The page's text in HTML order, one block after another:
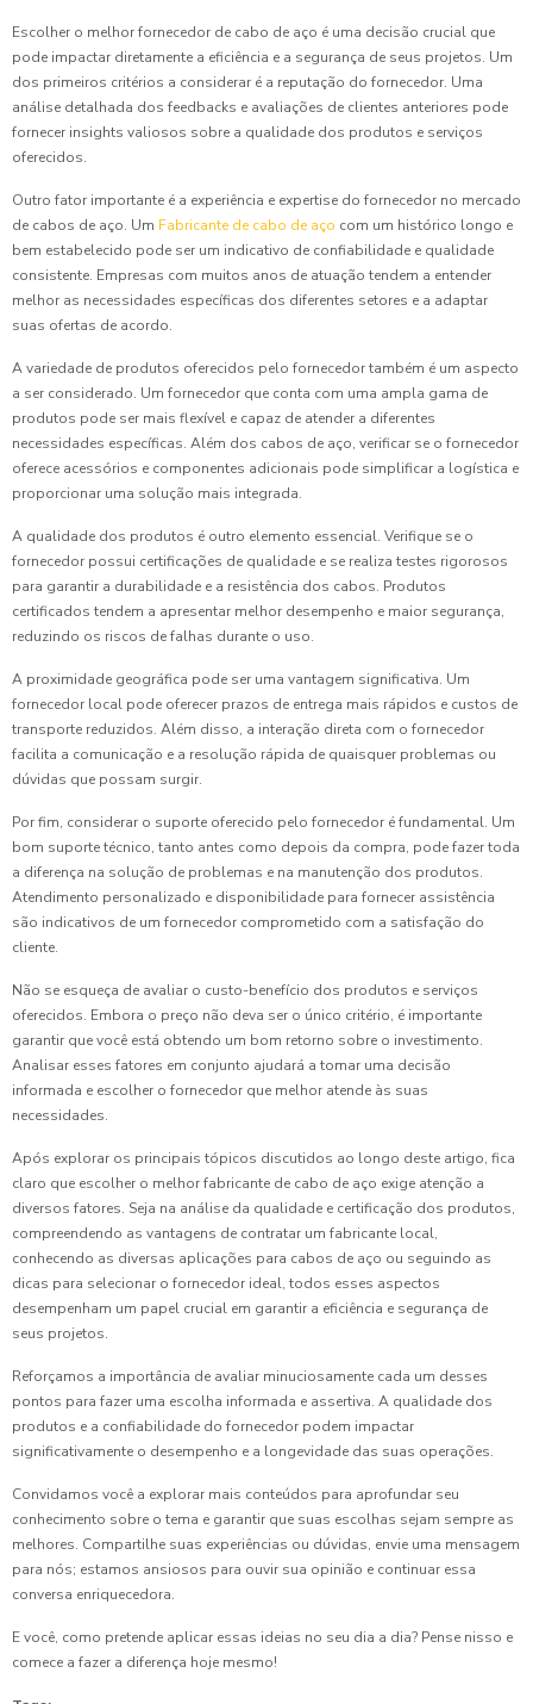
Escolher o melhor fornecedor de cabo de aço é uma decisão crucial que
pode impactar diretamente a eficiência e a segurança de seus projetos. Um
dos primeiros critérios a considerar é a reputação do fornecedor. Uma
análise detalhada dos feedbacks e avaliações de clientes anteriores pode
fornecer insights valiosos sobre a qualidade dos produtos e serviços
oferecidos.
Outro fator importante é a experiência e expertise do fornecedor no mercado
de cabos de aço. Um Fabricante de cabo de aço com um histórico longo e
bem estabelecido pode ser um indicativo de confiabilidade e qualidade
consistente. Empresas com muitos anos de atuação tendem a entender
melhor as necessidades específicas dos diferentes setores e a adaptar
suas ofertas de acordo.
A variedade de produtos oferecidos pelo fornecedor também é um aspecto
a ser considerado. Um fornecedor que conta com uma ampla gama de
produtos pode ser mais flexível e capaz de atender a diferentes
necessidades específicas. Além dos cabos de aço, verificar se o fornecedor
oferece acessórios e componentes adicionais pode simplificar a logística e
proporcionar uma solução mais integrada.
A qualidade dos produtos é outro elemento essencial. Verifique se o
fornecedor possui certificações de qualidade e se realiza testes rigorosos
para garantir a durabilidade e a resistência dos cabos. Produtos
certificados tendem a apresentar melhor desempenho e maior segurança,
reduzindo os riscos de falhas durante o uso.
A proximidade geográfica pode ser uma vantagem significativa. Um
fornecedor local pode oferecer prazos de entrega mais rápidos e custos de
transporte reduzidos. Além disso, a interação direta com o fornecedor
facilita a comunicação e a resolução rápida de quaisquer problemas ou
dúvidas que possam surgir.
Por fim, considerar o suporte oferecido pelo fornecedor é fundamental. Um
bom suporte técnico, tanto antes como depois da compra, pode fazer toda
a diferença na solução de problemas e na manutenção dos produtos.
Atendimento personalizado e disponibilidade para fornecer assistência
são indicativos de um fornecedor comprometido com a satisfação do
cliente.
Não se esqueça de avaliar o custo-benefício dos produtos e serviços
oferecidos. Embora o preço não deva ser o único critério, é importante
garantir que você está obtendo um bom retorno sobre o investimento.
Analisar esses fatores em conjunto ajudará a tomar uma decisão
informada e escolher o fornecedor que melhor atende às suas
necessidades.
Após explorar os principais tópicos discutidos ao longo deste artigo, fica
claro que escolher o melhor fabricante de cabo de aço exige atenção a
diversos fatores. Seja na análise da qualidade e certificação dos produtos,
compreendendo as vantagens de contratar um fabricante local,
conhecendo as diversas aplicações para cabos de aço ou seguindo as
dicas para selecionar o fornecedor ideal, todos esses aspectos
desempenham um papel crucial em garantir a eficiência e segurança de
seus projetos.
Reforçamos a importância de avaliar minuciosamente cada um desses
pontos para fazer uma escolha informada e assertiva. A qualidade dos
produtos e a confiabilidade do fornecedor podem impactar
significativamente o desempenho e a longevidade das suas operações.
Convidamos você a explorar mais conteúdos para aprofundar seu
conhecimento sobre o tema e garantir que suas escolhas sejam sempre as
melhores. Compartilhe suas experiências ou dúvidas, envie uma mensagem
para nós; estamos ansiosos para ouvir sua opinião e continuar essa
conversa enriquecedora.
E você, como pretende aplicar essas ideias no seu dia a dia? Pense nisso e
comece a fazer a diferença hoje mesmo!